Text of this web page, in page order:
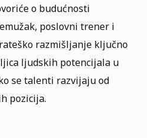
o budućnosti
poslovni trener i
razmišljanje ključno
ljudskih potencijala u
se talenti razvijaju od
pozicija.